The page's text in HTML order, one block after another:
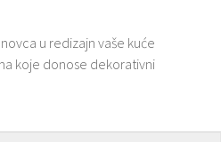
u redizajn vaše kuće
koje donose dekorativni